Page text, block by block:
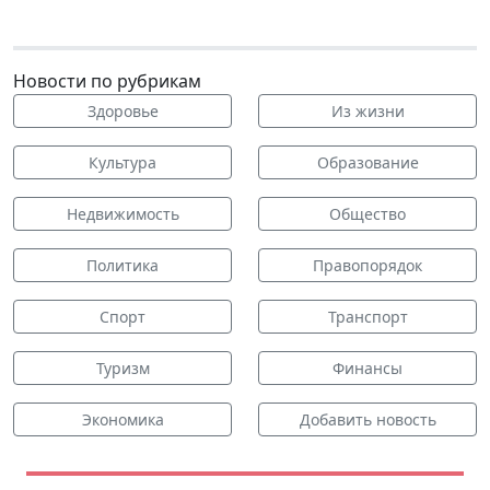
Новости по рубрикам
Здоровье Из жизни
Культура Образование
Недвижимость Общество
Политика Правопорядок
Спорт Транспорт
Туризм Финансы
Экономика Добавить новость